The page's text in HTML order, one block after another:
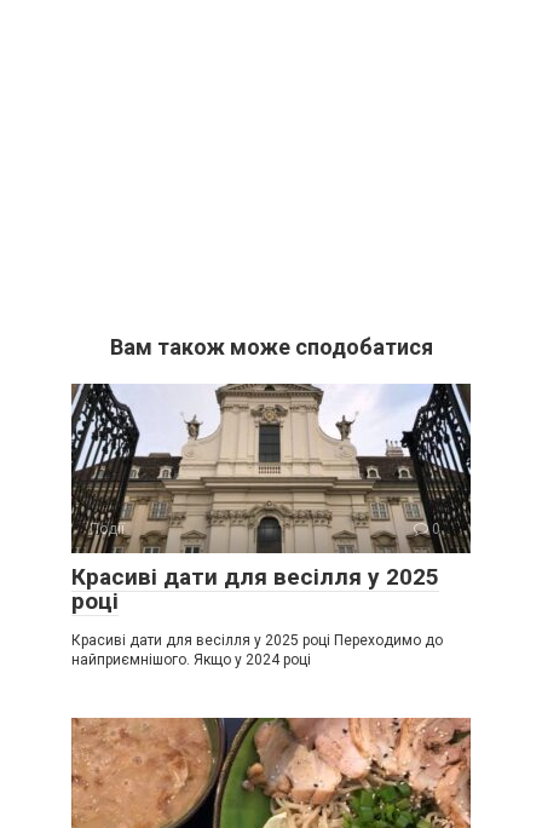
Вам також може сподобатися
Події 0
Красиві дати для весілля у 2025
році
Красиві дати для весілля у 2025 році Переходимо до
найприємнішого. Якщо у 2024 році